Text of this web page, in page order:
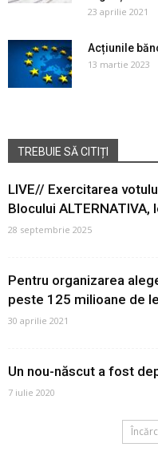
23 aprilie 2021
Acțiunile
13 martie 2023
TREBUIE SĂ CITIȚI
LIVE// Exercitarea
Blocului ALTERNATIVA,
28 septembrie 2025
Pentru organizarea
peste 125 milioane de
30 aprilie 2021
Un nou-născut a fost
7 iulie 2020